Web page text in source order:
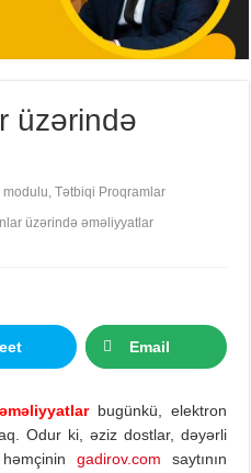
üzərində
modulu,Tətbiqi Proqramlar
üzərində əməliyyatlar
Email
bugünkü, elektron
Odur ki, əziz dostlar, dəyərli
gadirov.com saytının